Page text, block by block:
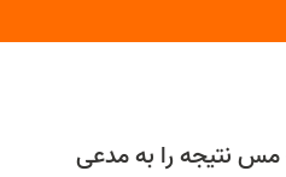
نتیجه را به مدعی